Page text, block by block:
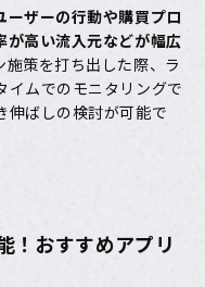
ーザーの行動や購買プロ
高い流入元などが幅広
施策を打ち出した際、ラ
イムでのモニタリングで
伸ばしの検討が可能で
！おすすめアプリ